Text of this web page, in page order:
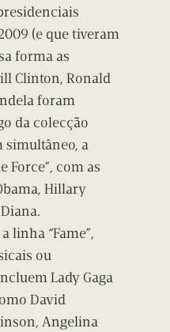
(e que tiveram
forma as
Clinton, Ronald
foram
da colecção
simultâneo, a
Force”, com as
Hillary
linha “Fame”,
ou
Lady Gaga
David
Angelina